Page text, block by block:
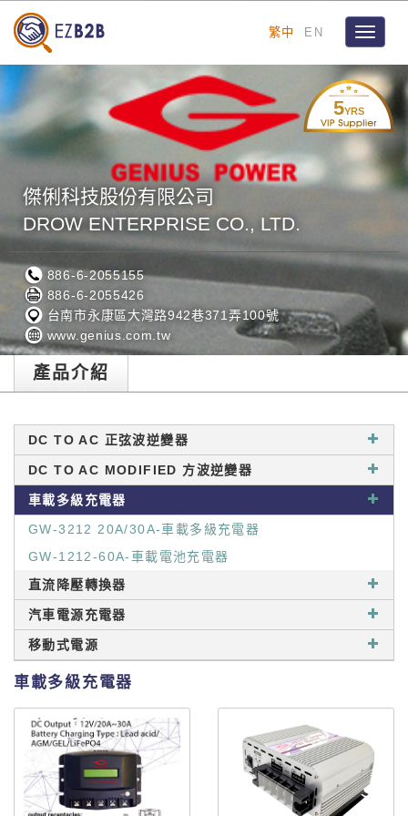
繁中 EN
Toggle
5YRS
傑俐科技股份有限公司
DROW ENTERPRISE CO., LTD.
886-6-2055155
886-6-2055426
台南市永康區大灣路942巷371弄100號
www.genius.com.tw
產品介紹
DC TO AC 正弦波逆變器
DC TO AC MODIFIED 方波逆變器
車載多級充電器
GW-3212 20A/30A-車載多級充電器
GW-1212-60A-車載電池充電器
直流降壓轉換器
汽車電源充電器
移動式電源
車載多級充電器